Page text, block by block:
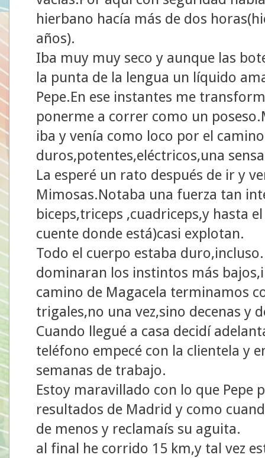
hierbano hacía más de dos
años).
Iba muy muy seco y aunque las
la punta de la lengua un líquido
Pepe.En ese instantes me
ponerme a correr como un
iba y venía como loco por el
duros,potentes,eléctricos,una
La esperé un rato después de ir y
Mimosas.Notaba una fuerza tan
biceps,triceps ,cuadriceps,y hasta
cuente donde está)casi explotan.
Todo el cuerpo estaba
dominaran los instintos más
camino de Magacela terminamos
trigales,no una vez,sino decenas y
Cuando llegué a casa decidí
teléfono empecé con la clientela y
semanas de trabajo.
Estoy maravillado con lo que Pepe
resultados de Madrid y como
de menos y reclamaís su aguita.
al final he corrido 15 km,y tal vez